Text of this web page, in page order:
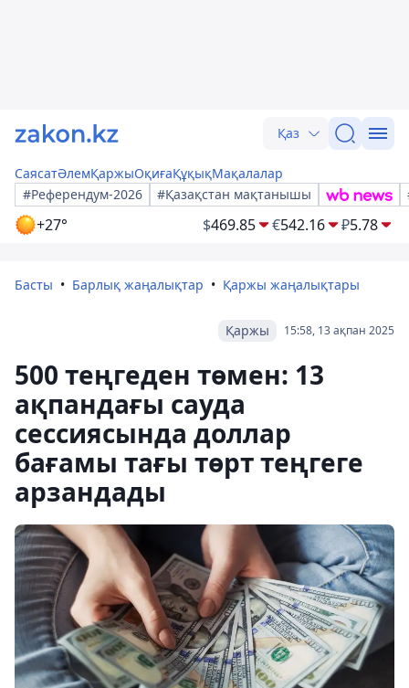
Қаз
СаясатӘлемҚаржыОқиғаҚұқықМақалалар
#Референдум-2026
#Қазақстан мақтанышы
+27° $469.85 €542.16 ₽5.78
Басты Барлық жаңалықтар Қаржы жаңалықтары
15:58, 13 ақпан 2025
Қаржы
500 теңгеден төмен: 13
ақпандағы сауда
сессиясында доллар
бағамы тағы төрт теңгеге
арзандады